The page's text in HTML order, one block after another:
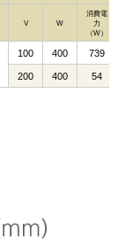
V W
消費電
力
（W）
100 400 739
200 400 54